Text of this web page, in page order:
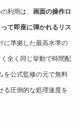
利用は、 画面の操作ロ
て即座に弾かれるリス
に準拠した最高水準の
全く同じ挙動で時間配
を公式監修の元で無料
る圧倒的な処理速度を